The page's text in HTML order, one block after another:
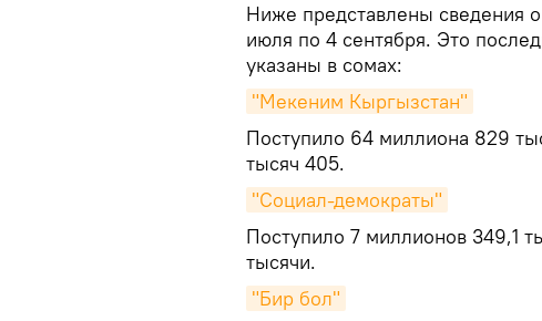
Ниже представлены сведения
июля по 4 сентября. Это
указаны в сомах:
"Мекеним Кыргызстан"
Поступило 64 миллиона 829
тысяч 405.
"Социал-демократы"
Поступило 7 миллионов 349,1
тысячи.
"Бир бол"